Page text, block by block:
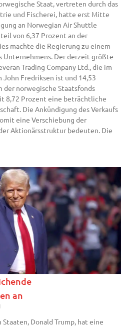
Staat, vertreten durch das
und Fischerei, hatte erst Mitte
an Norwegian Air Shuttle
von 6,37 Prozent an der
machte die Regierung zu einem
Der derzeit größte
Trading Company Ltd., die im
Fredriksen ist und 14,53
norwegische Staatsfonds
8,72 Prozent eine beträchtliche
Die Ankündigung des Verkaufs
eine Verschiebung der
Aktionärsstruktur bedeuten. Die
an
Donald Trump, hat eine